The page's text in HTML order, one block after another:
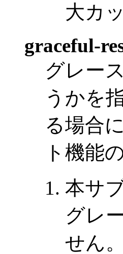
大カ
graceful-
グレー
うかを
る場合
ト機能
本サ
グレ
せん。